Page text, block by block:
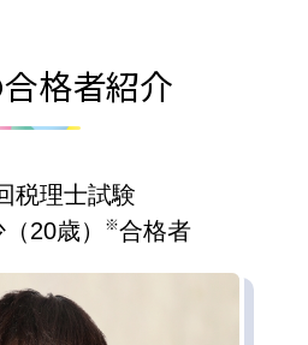
格者紹介
税理士試験
20歳）
※合格者